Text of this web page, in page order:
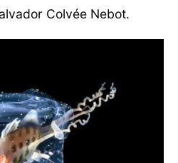
Colvée Nebot.